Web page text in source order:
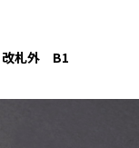
改札外 B1